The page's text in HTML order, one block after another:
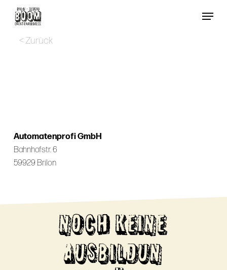
Menu
< Zurück
Automatenprofi GmbH
Bahnhofstr. 6
59929 Brilon
NOCH KEINE
AUSBILDUN